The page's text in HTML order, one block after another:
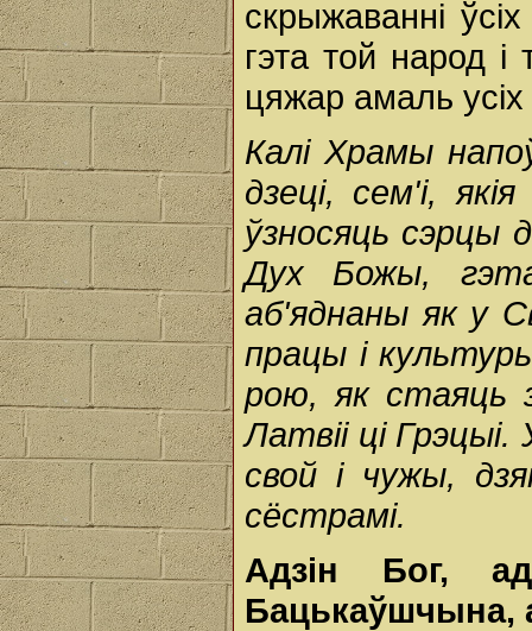
скрыжаванні
гэта той народ
цяжар амаль
Калі Храмы
дзеці, сем'і,
ўзносяць сэрцы
Дух Божы,
аб'яднаны як у
працы і
рою, як стаяць
Латвіі ці
свой і чужы,
сёстрамі.
Адзін Бог,
Бацькаўшчына,